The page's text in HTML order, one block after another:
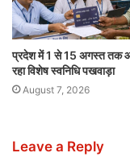
प्रदेश में 1 से 15 अगस्त तक
रहा विशेष स्वनिधि पखवाड़ा
August 7, 2026
Leave a Reply